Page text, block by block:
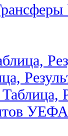
УЕФА